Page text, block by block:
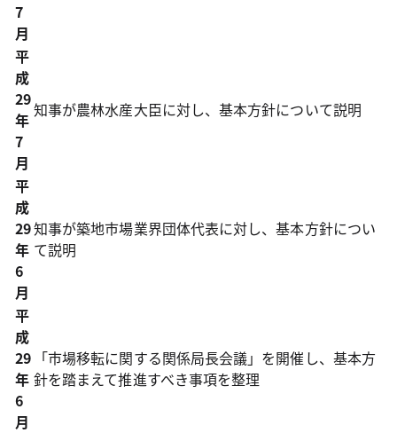
7
月
平
成
29
年
7
月
知事が農林水産大臣に対し、基本方針について説明
平
成
29
年
6
月
知事が築地市場業界団体代表に対し、基本方針につい
て説明
平
成
29
年
6
月
「市場移転に関する関係局長会議」を開催し、基本方
針を踏まえて推進すべき事項を整理